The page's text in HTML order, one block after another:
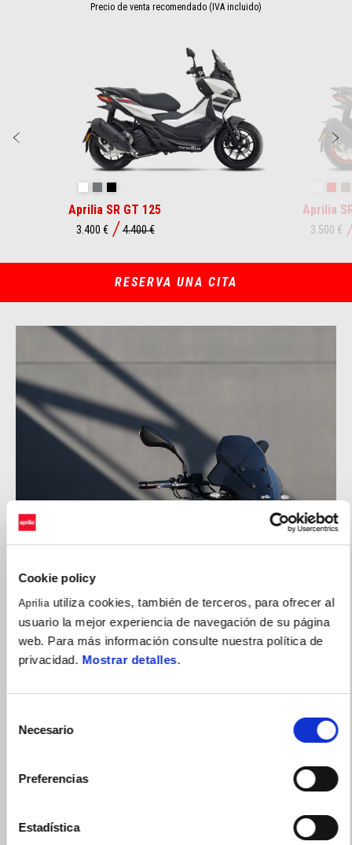
Cookie policy
Aprilia utiliza cookies, también de terceros, para ofrecer al
usuario la mejor experiencia de navegación de su página
web. Para más información consulte nuestra política de
privacidad. Mostrar detalles.
Necesario
Preferencias
Estadística
Precio de venta recomendado (IVA incluido)
Aprilia SR GT 125
3.400 € 4.400 €
Aprilia
3.500 €
RESERVA UNA CITA